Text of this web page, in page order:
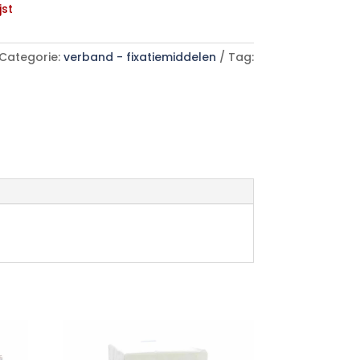
Categorie: verband - fixatiemiddelen
Tag: